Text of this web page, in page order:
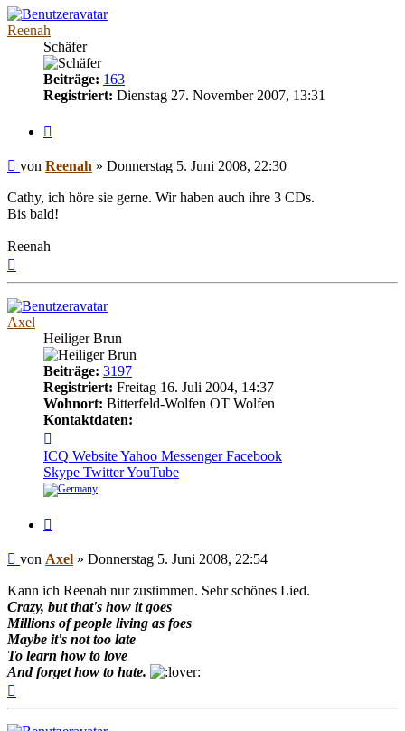
Reenah
Schäfer
Beiträge: 163
Registriert: Dienstag 27. November 2007, 13:31
Beitrag
von Reenah » Donnerstag 5. Juni 2008, 22:30
Cathy, ich höre sie gerne. Wir haben auch ihre 3 CDs.
Bis bald!
Reenah
Axel
Heiliger Brun
Beiträge: 3197
Registriert: Freitag 16. Juli 2004, 14:37
Wohnort: Bitterfeld-Wolfen OT Wolfen
Kontaktdaten:
von
Axel
ICQ WebsiteYahoo Messenger Facebook
Skype TwitterYouTube
Beitrag
von Axel » Donnerstag 5. Juni 2008, 22:54
Kann ich Reenah nur zustimmen. Sehr schönes Lied.
Crazy, but that's how it goes
Millions of people living as foes
Maybe it's not too late
To learn how to love
And forget how to hate.